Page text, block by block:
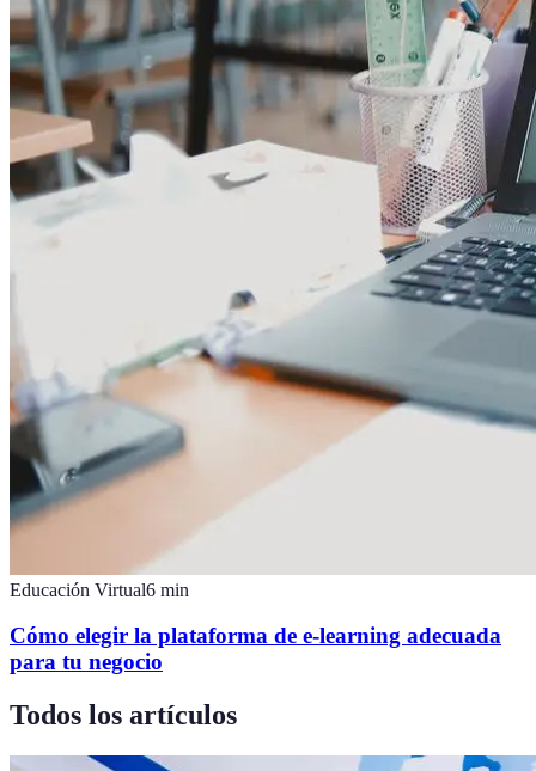
Educación Virtual6 min
Cómo elegir la plataforma de e-learning adecuada
para tu negocio
Todos los artículos